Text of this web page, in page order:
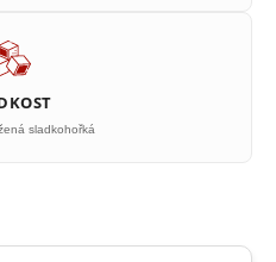
sladkohořká